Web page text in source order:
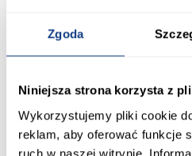
Zgoda
Niniejsza strona korzysta z
Wykorzystujemy pliki cookie
reklam, aby oferować funkcje
ruch w naszej witrynie.
60.00
235.20
Kolor frontów:
artisan/czarny